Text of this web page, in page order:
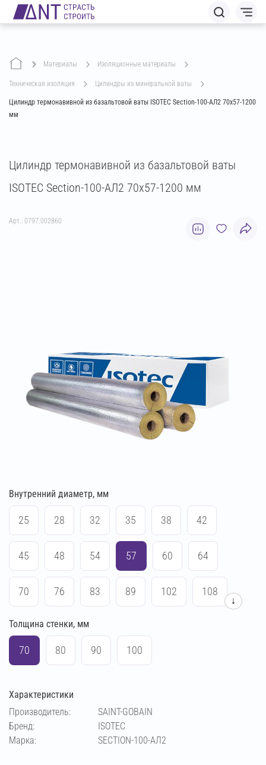
Материалы изоляционные материалы
техническая изоляция цилиндры из минеральной ваты
Цилиндр термонавивной из базальтовой ваты ISOTEC Section-100-АЛ2 70х57-1200
мм
Цилиндр термонавивной из базальтовой ваты
ISOTEC Section-100-АЛ2 70х57-1200 мм
Арт.: 0797.002860
Внутренний диаметр, мм
25 28 32 35 38 42
45 48 54 57 60 64
70 76 83 89 102 108
114 133
↓
Толщина стенки, мм
70 80 90 100
Характеристики
Производитель:
SAINT-GOBAIN
Бренд:
ISOTEC
Марка:
SECTION-100-АЛ2